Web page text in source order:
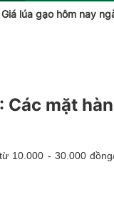
gạo hôm nay ngày 6/
Các mặt
10.000 - 30.000